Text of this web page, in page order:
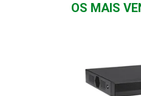
OS MAIS